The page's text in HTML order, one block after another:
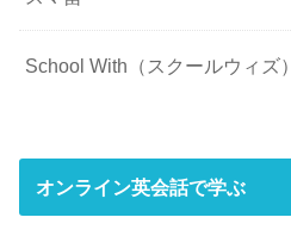
School With（スクールウィズ）
オンライン英会話で学ぶ